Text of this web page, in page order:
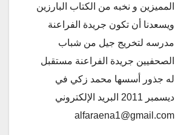
المميزين و نخبه من الكتاب البارزين
ويسعدنا أن تكون جريدة الفراعنة
مدرسه لتخريج جيل من شباب
الصحفيين جريدة الفراعنة مستقبل
له جذور أسسها محمد زكي في
ديسمبر 2011 البريد الإلكتروني
alfaraena1@gmail.com